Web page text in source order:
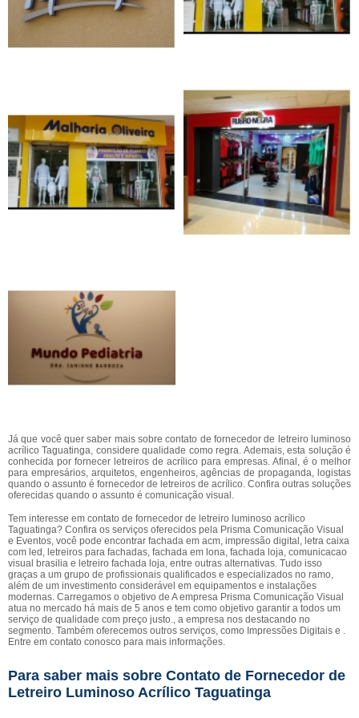
Já que você quer saber mais sobre contato de fornecedor de letreiro luminoso
acrílico Taguatinga, considere qualidade como regra. Ademais, esta solução é
conhecida por fornecer letreiros de acrílico para empresas. Afinal, é o melhor
para empresários, arquitetos, engenheiros, agências de propaganda, logistas
quando o assunto é fornecedor de letreiros de acrílico. Confira outras soluções
oferecidas quando o assunto é comunicação visual.
Tem interesse em contato de fornecedor de letreiro luminoso acrílico
Taguatinga? Confira os serviços oferecidos pela Prisma Comunicação Visual
e Eventos, você pode encontrar fachada em acm, impressão digital, letra caixa
com led, letreiros para fachadas, fachada em lona, fachada loja, comunicacao
visual brasilia e letreiro fachada loja, entre outras alternativas. Tudo isso
graças a um grupo de profissionais qualificados e especializados no ramo,
além de um investimento considerável em equipamentos e instalações
modernas. Carregamos o objetivo de A empresa Prisma Comunicação Visual
atua no mercado há mais de 5 anos e tem como objetivo garantir a todos um
serviço de qualidade com preço justo., a empresa nos destacando no
segmento. Também oferecemos outros serviços, como Impressões Digitais e .
Entre em contato conosco para mais informações.
Para saber mais sobre Contato de Fornecedor de
Letreiro Luminoso Acrílico Taguatinga